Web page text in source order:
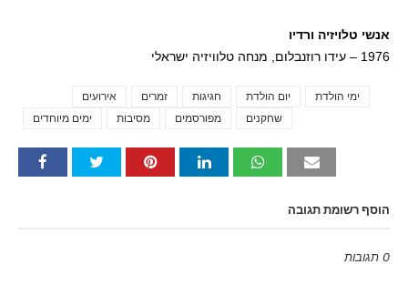
אנשי טלויזיה ורדיו
1976 – עידו רוזנבלום, מנחה טלוויזיה ישראלי
אירועים זמרים חגיגות יום הולדת
ימי הולדת
ימים מיוחדים
מסיבות מפורסמים שחקנים
הוסף רשומת תגובה
0 תגובות